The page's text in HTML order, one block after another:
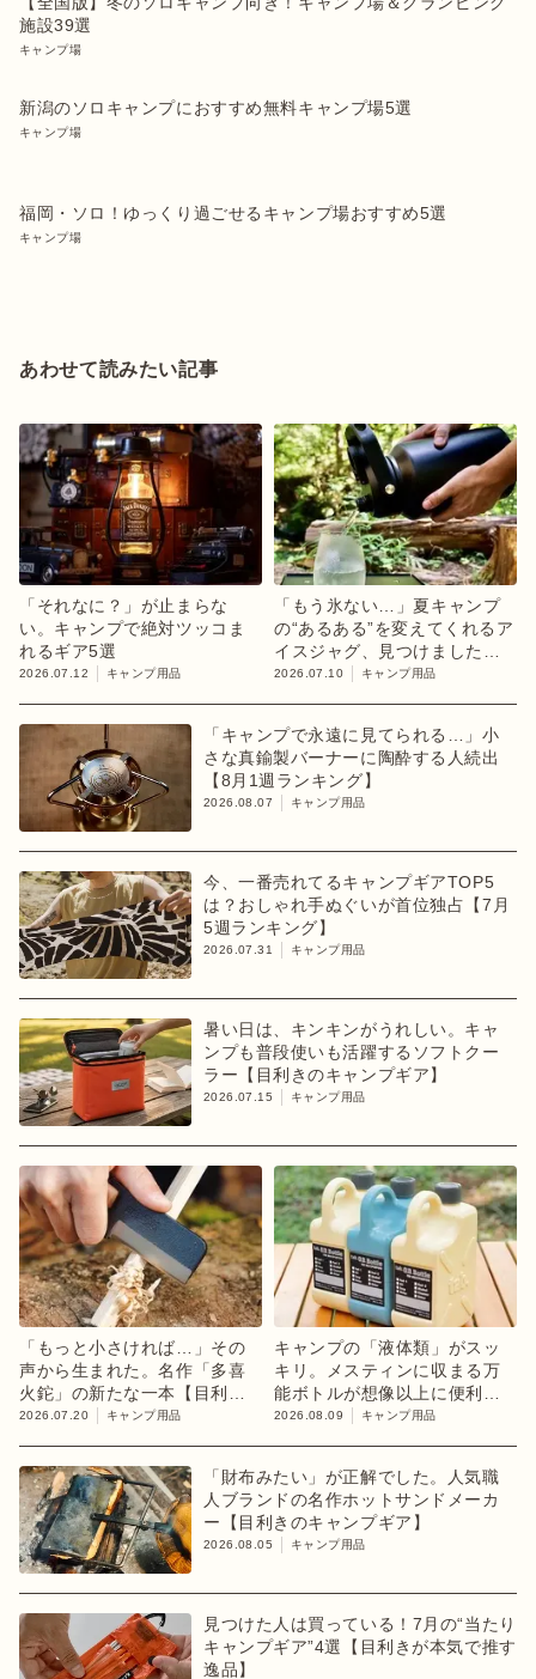
施設39選
キャンプ場
新潟のソロキャンプにおすすめ無料キャンプ場5選
キャンプ場
福岡・ソロ！ゆっくり過ごせるキャンプ場おすすめ5選
キャンプ場
あわせて読みたい記事
「それなに？」が止まらな
い。キャンプで絶対ツッコま
れるギア5選
2026.07.12 キャンプ用品
「もう氷ない…」夏キャンプ
の“あるある”を変えてくれるア
イスジャグ、見つけました
【目利きのキャンプギア】
2026.07.10 キャンプ用品
「キャンプで永遠に見てられる…」小
さな真鍮製バーナーに陶酔する人続出
【8月1週ランキング】
2026.08.07 キャンプ用品
今、一番売れてるキャンプギアTOP5
は？おしゃれ手ぬぐいが首位独占【7月
5週ランキング】
2026.07.31 キャンプ用品
暑い日は、キンキンがうれしい。キャ
ンプも普段使いも活躍するソフトクー
ラー【目利きのキャンプギア】
2026.07.15 キャンプ用品
「もっと小さければ…」その
声から生まれた。名作「多喜
火鉈」の新たな一本【目利き
のキャンプギア】
2026.07.20 キャンプ用品
キャンプの「液体類」がスッ
キリ。メスティンに収まる万
能ボトルが想像以上に便利！
【目利きのキャンプギア】
2026.08.09 キャンプ用品
「財布みたい」が正解でした。人気職
人ブランドの名作ホットサンドメーカ
ー【目利きのキャンプギア】
2026.08.05 キャンプ用品
見つけた人は買っている！7月の“当たり
キャンプギア”4選【目利きが本気で推す
逸品】